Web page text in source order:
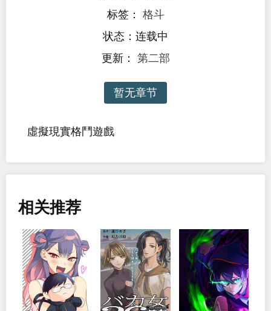
标签： 格斗
状态：连载中
更新： 第二部
暂无章节
虛擬現實格鬥遊戲
相关推荐